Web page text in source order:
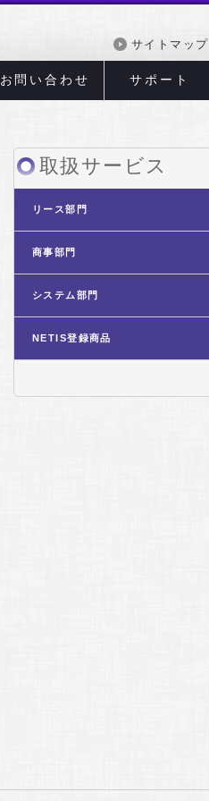
サイトマップ
お問い合わせ サポート
取扱サービス
リース部門
商事部門
システム部門
NETIS登録商品